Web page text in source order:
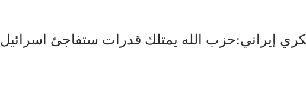
إيراني:حزب الله يمتلك قدرات ستفاجئ اسرائيل